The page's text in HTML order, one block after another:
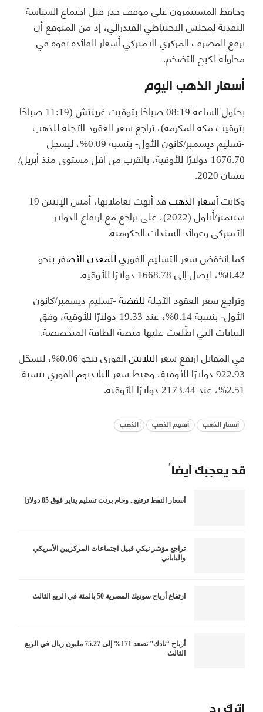
وحافظ المستثمرون على موقف حذر قبل اجتماع السياسة
النقدية لمجلس الاحتياطي الفيدرالي، إذ من المتوقع أن
يرفع المصرف المركزي الأميركي أسعار الفائدة بقوة في
محاولة لكبح التضخم.
أسعار الذهب اليوم
بحلول الساعة 08:19 صباحًا بتوقيت غرينتش (11:19 صباحًا
بتوقيت مكة المكرمة)، تراجع سعر العقود الآجلة للذهب
-تسليم ديسمبر/كانون الأول- بنسبة 0.09%، ليسجل
1676.70 دولارًا للأوقية، بالقرب من أقل مستوى منذ أبريل/
نيسان 2020.
وكانتأسعار الذهب
قد أنهت تعاملاتها، أمس الإثنين 19
سبتمبر/أيلول (2022)، على تراجع مع ارتفاع الدولار
الأميركي وعوائد السندات الحكومية.
كما انخفض سعر التسليم الفوريللمعدن الأصفر بنحو
0.42%، ليصل إلى 1668.78 دولارًا للأوقية.
وتراجع سعر العقود الآجلةللفضة-تسليم ديسمبر/كانون
الأول- بنسبة 0.14%، عند 19.33 دولارًا للأوقية، وفق
البيانات التي اطّلعت عليها منصة الطاقة المتخصصة.
في المقابل ارتفع سعر البلاتين
الفوري بنحو 0.06%، ليسجّل
922.93 دولارًا للأوقية، وهبط سعر
البلاديومالفوري بنسبة
2.51%، عند 2173.44 دولارًا للأوقية.
أسعار الذهب أسهم الذهب الذهب
قد يعجبك أيضاً
أسعار النفط ترتفع.. وخام برنت تسليم يناير فوق 85 دولارًا
تراجع مؤشر نيكي قبيل اجتماعات المركزيين الأمريكي
والياباني
ارتفاع أرباح سوديك المصرية 50 بالمئة في الربع الثالث
أرباح “نادك” تصعد 171% إلى 75.27 مليون ريال في الربع
الثالث